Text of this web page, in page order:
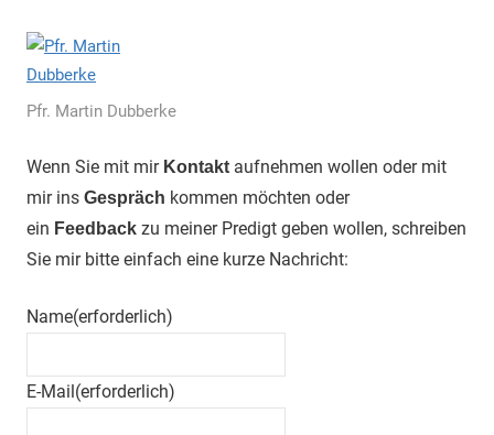
Pfr. Martin Dubberke
Wenn Sie mit mir Kontakt aufnehmen wollen oder mit
mir ins Gespräch kommen möchten oder
ein Feedback zu meiner Predigt geben wollen, schreiben
Sie mir bitte einfach eine kurze Nachricht:
Name(erforderlich)
E-Mail(erforderlich)